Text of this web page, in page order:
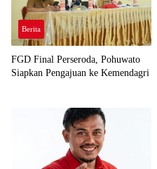
Berita
FGD Final Perseroda, Pohuwato
Siapkan Pengajuan ke Kemendagri